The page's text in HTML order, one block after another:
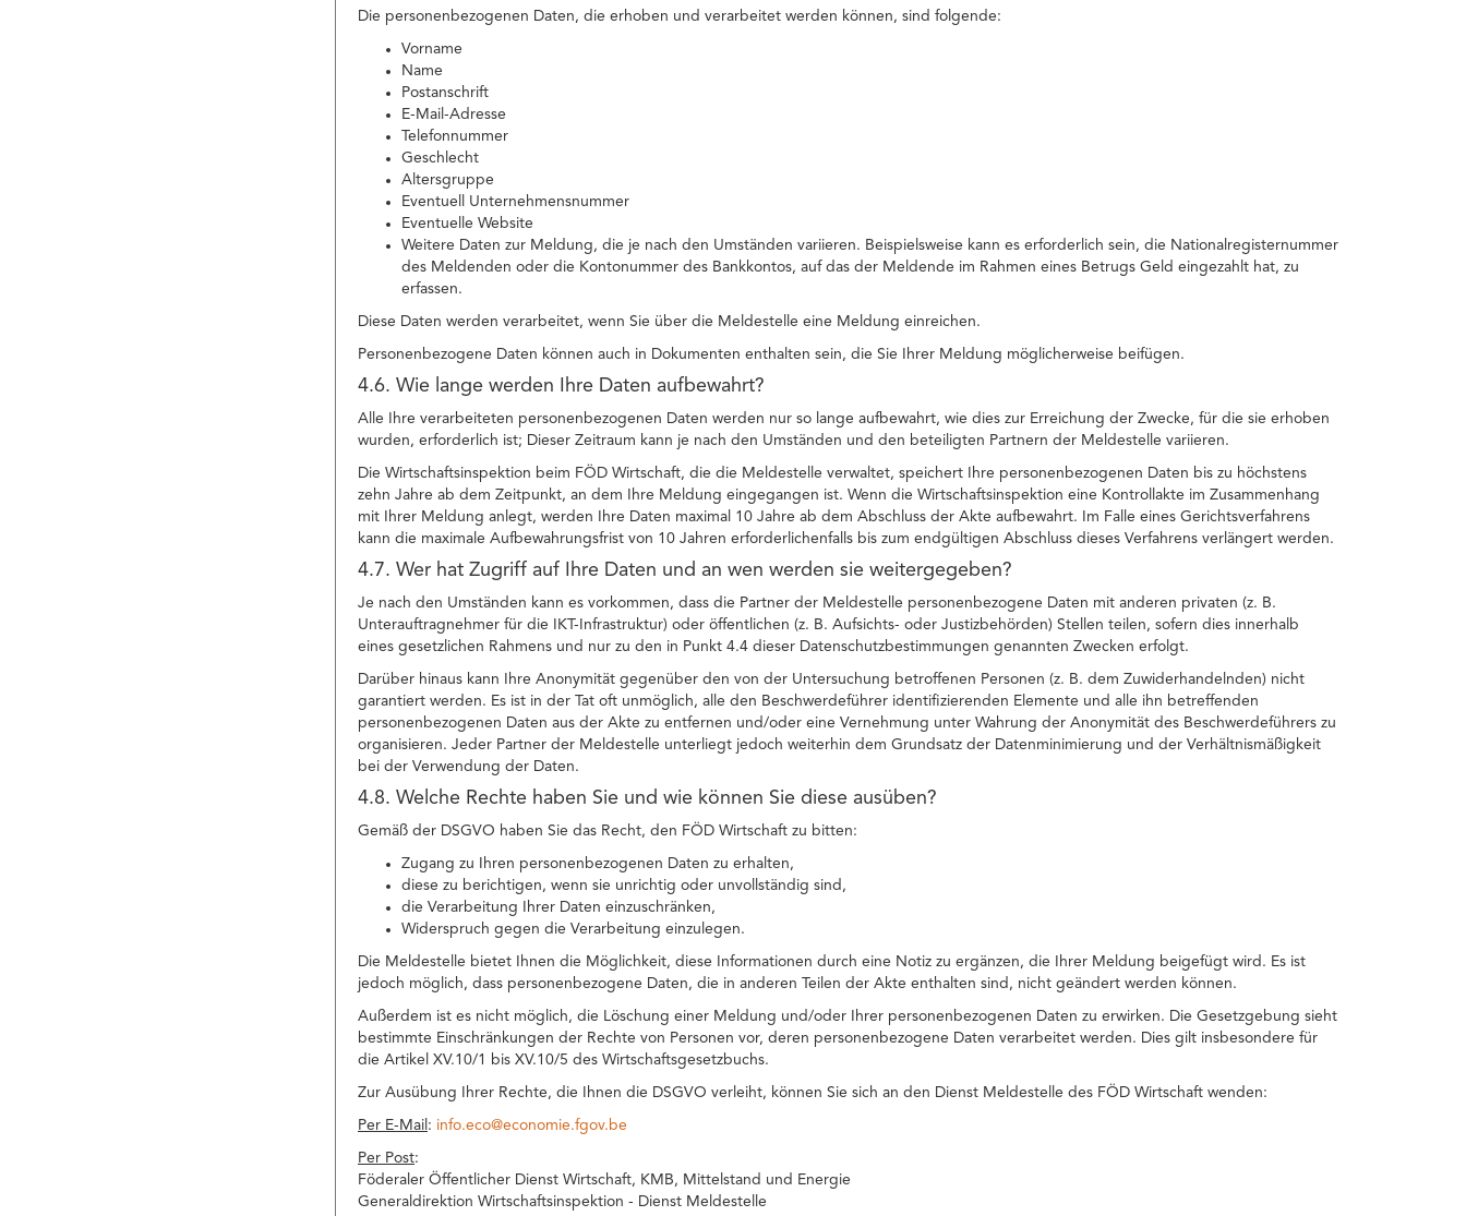
Die personenbezogenen Daten, die erhoben und verarbeitet werden können, sind folgende:
Vorname
Name
Postanschrift
E-Mail-Adresse
Telefonnummer
Geschlecht
Altersgruppe
Eventuell Unternehmensnummer
Eventuelle Website
Weitere Daten zur Meldung, die je nach den Umständen variieren. Beispielsweise kann es erforderlich sein, die Nationalregisternummer
des Meldenden oder die Kontonummer des Bankkontos, auf das der Meldende im Rahmen eines Betrugs Geld eingezahlt hat, zu
erfassen.
Diese Daten werden verarbeitet, wenn Sie über die Meldestelle eine Meldung einreichen.
Personenbezogene Daten können auch in Dokumenten enthalten sein, die Sie Ihrer Meldung möglicherweise beifügen.
4.6. Wie lange werden Ihre Daten aufbewahrt?
Alle Ihre verarbeiteten personenbezogenen Daten werden nur so lange aufbewahrt, wie dies zur Erreichung der Zwecke, für die sie erhoben
wurden, erforderlich ist; Dieser Zeitraum kann je nach den Umständen und den beteiligten Partnern der Meldestelle variieren.
Die Wirtschaftsinspektion beim FÖD Wirtschaft, die die Meldestelle verwaltet, speichert Ihre personenbezogenen Daten bis zu höchstens
zehn Jahre ab dem Zeitpunkt, an dem Ihre Meldung eingegangen ist. Wenn die Wirtschaftsinspektion eine Kontrollakte im Zusammenhang
mit Ihrer Meldung anlegt, werden Ihre Daten maximal 10 Jahre ab dem Abschluss der Akte aufbewahrt. Im Falle eines Gerichtsverfahrens
kann die maximale Aufbewahrungsfrist von 10 Jahren erforderlichenfalls bis zum endgültigen Abschluss dieses Verfahrens verlängert werden.
4.7. Wer hat Zugriff auf Ihre Daten und an wen werden sie weitergegeben?
Je nach den Umständen kann es vorkommen, dass die Partner der Meldestelle personenbezogene Daten mit anderen privaten (z. B.
Unterauftragnehmer für die IKT-Infrastruktur) oder öffentlichen (z. B. Aufsichts- oder Justizbehörden) Stellen teilen, sofern dies innerhalb
eines gesetzlichen Rahmens und nur zu den in Punkt 4.4 dieser Datenschutzbestimmungen genannten Zwecken erfolgt.
Darüber hinaus kann Ihre Anonymität gegenüber den von der Untersuchung betroffenen Personen (z. B. dem Zuwiderhandelnden) nicht
garantiert werden. Es ist in der Tat oft unmöglich, alle den Beschwerdeführer identifizierenden Elemente und alle ihn betreffenden
personenbezogenen Daten aus der Akte zu entfernen und/oder eine Vernehmung unter Wahrung der Anonymität des Beschwerdeführers zu
organisieren. Jeder Partner der Meldestelle unterliegt jedoch weiterhin dem Grundsatz der Datenminimierung und der Verhältnismäßigkeit
bei der Verwendung der Daten.
4.8. Welche Rechte haben Sie und wie können Sie diese ausüben?
Gemäß der DSGVO haben Sie das Recht, den FÖD Wirtschaft zu bitten:
Zugang zu Ihren personenbezogenen Daten zu erhalten,
diese zu berichtigen, wenn sie unrichtig oder unvollständig sind,
die Verarbeitung Ihrer Daten einzuschränken,
Widerspruch gegen die Verarbeitung einzulegen.
Die Meldestelle bietet Ihnen die Möglichkeit, diese Informationen durch eine Notiz zu ergänzen, die Ihrer Meldung beigefügt wird. Es ist
jedoch möglich, dass personenbezogene Daten, die in anderen Teilen der Akte enthalten sind, nicht geändert werden können.
Außerdem ist es nicht möglich, die Löschung einer Meldung und/oder Ihrer personenbezogenen Daten zu erwirken. Die Gesetzgebung sieht
bestimmte Einschränkungen der Rechte von Personen vor, deren personenbezogene Daten verarbeitet werden. Dies gilt insbesondere für
die Artikel XV.10/1 bis XV.10/5 des Wirtschaftsgesetzbuchs.
Zur Ausübung Ihrer Rechte, die Ihnen die DSGVO verleiht, können Sie sich an den Dienst Meldestelle des FÖD Wirtschaft wenden:
Per E-Mail : info.eco@economie.fgov.be
Per Post:
Föderaler Öffentlicher Dienst Wirtschaft, KMB, Mittelstand und Energie
Generaldirektion Wirtschaftsinspektion - Dienst Meldestelle